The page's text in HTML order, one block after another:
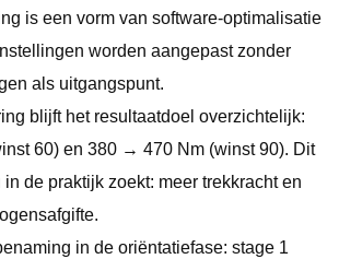
is een vorm van software-optimalisatie
worden aangepast zonder
als uitgangspunt.
blijft het resultaatdoel overzichtelijk:
60) en 380 → 470 Nm (winst 90). Dit
de praktijk zoekt: meer trekkracht en
in de oriëntatiefase: stage 1